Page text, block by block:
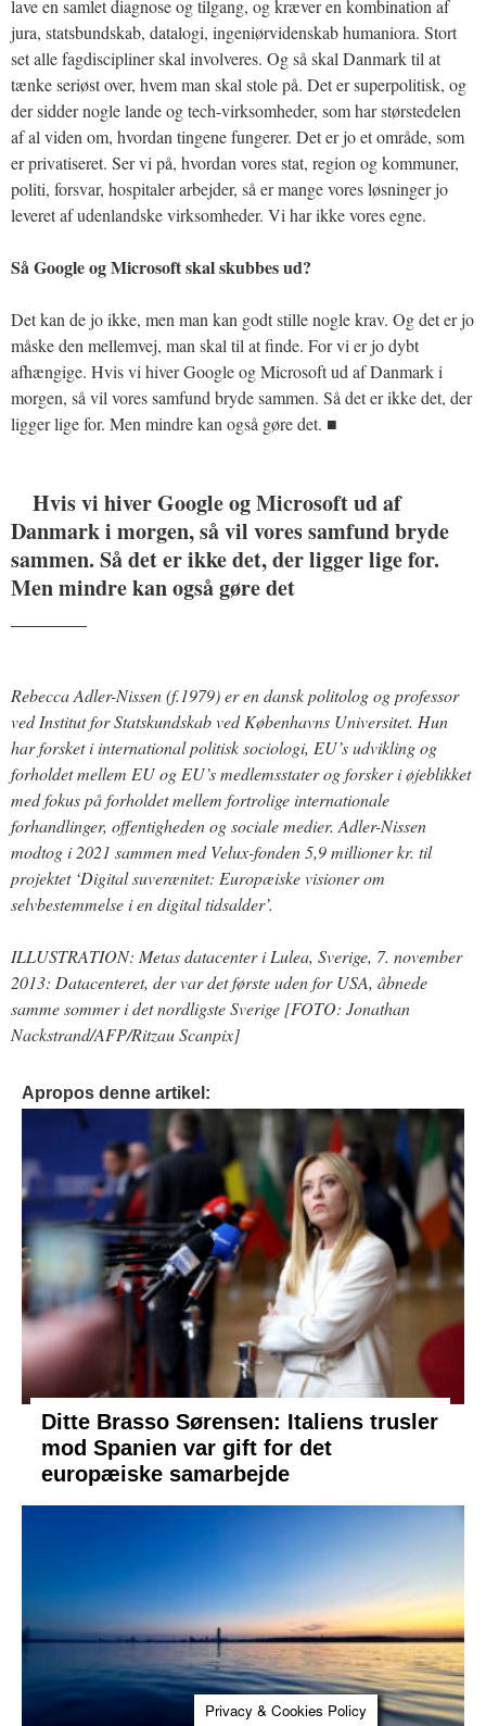
lave en samlet diagnose og tilgang, og kræver en kombination af
jura, statsbundskab, datalogi, ingeniørvidenskab humaniora. Stort
set alle fagdiscipliner skal involveres. Og så skal Danmark til at
tænke seriøst over, hvem man skal stole på. Det er superpolitisk, og
der sidder nogle lande og tech-virksomheder, som har størstedelen
af al viden om, hvordan tingene fungerer. Det er jo et område, som
er privatiseret. Ser vi på, hvordan vores stat, region og kommuner,
politi, forsvar, hospitaler arbejder, så er mange vores løsninger jo
leveret af udenlandske virksomheder. Vi har ikke vores egne.
Så Google og Microsoft skal skubbes ud?
Det kan de jo ikke, men man kan godt stille nogle krav. Og det er jo
måske den mellemvej, man skal til at finde. For vi er jo dybt
afhængige. Hvis vi hiver Google og Microsoft ud af Danmark i
morgen, så vil vores samfund bryde sammen. Så det er ikke det, der
ligger lige for. Men mindre kan også gøre det. ■
Hvis vi hiver Google og Microsoft ud af
Danmark i morgen, så vil vores samfund bryde
sammen. Så det er ikke det, der ligger lige for.
Men mindre kan også gøre det
Rebecca Adler-Nissen (f.1979) er en dansk politolog og professor
ved Institut for Statskundskab ved Københavns Universitet. Hun
har forsket i international politisk sociologi, EU’s udvikling og
forholdet mellem EU og EU’s medlemsstater og forsker i øjeblikket
med fokus på forholdet mellem fortrolige internationale
forhandlinger, offentigheden og sociale medier. Adler-Nissen
modtog i 2021 sammen med Velux-fonden 5,9 millioner kr. til
projektet ‘Digital suverænitet: Europæiske visioner om
selvbestemmelse i en digital tidsalder’.
ILLUSTRATION: Metas datacenter i Lulea, Sverige, 7. november
2013: Datacenteret, der var det første uden for USA, åbnede
samme sommer i det nordligste Sverige [FOTO: Jonathan
Nackstrand/AFP/Ritzau Scanpix]
Apropos denne artikel:
Ditte Brasso Sørensen: Italiens trusler
mod Spanien var gift for det
europæiske samarbejde
Privacy & Cookies Policy